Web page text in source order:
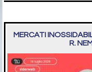
MERCATI
R.